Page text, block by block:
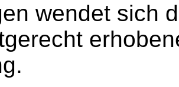
wendet sich